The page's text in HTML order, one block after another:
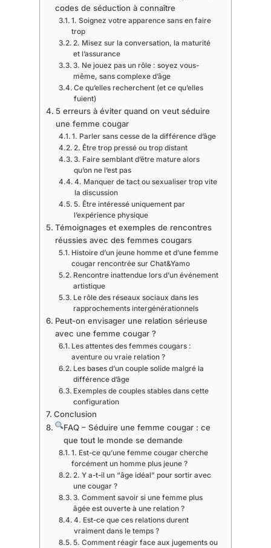
codes de séduction à connaître
1. Soignez votre apparence sans en faire
trop
2. Misez sur la conversation, la maturité
et l’assurance
3. Ne jouez pas un rôle : soyez vous-
même, sans complexe d’âge
Ce qu’elles recherchent (et ce qu’elles
fuient)
5 erreurs à éviter quand on veut séduire
une femme cougar
1. Parler sans cesse de la différence d’âge
2. Être trop pressé ou trop distant
3. Faire semblant d’être mature alors
qu’on ne l’est pas
4. Manquer de tact ou sexualiser trop vite
la discussion
5. Être intéressé uniquement par
l’expérience physique
Témoignages et exemples de rencontres
réussies avec des femmes cougars
Histoire d’un jeune homme et d’une femme
cougar rencontrée sur Chat&Yamo
Rencontre inattendue lors d’un événement
artistique
Le rôle des réseaux sociaux dans les
rapprochements intergénérationnels
Peut-on envisager une relation sérieuse
avec une femme cougar ?
Les attentes des femmes cougars :
aventure ou vraie relation ?
Les bases d’un couple solide malgré la
différence d’âge
Exemples de couples stables dans cette
configuration
Conclusion
FAQ – Séduire une femme cougar : ce
que tout le monde se demande
1. Est-ce qu’une femme cougar cherche
forcément un homme plus jeune ?
2. Y a-t-il un “âge idéal” pour sortir avec
une cougar ?
3. Comment savoir si une femme plus
âgée est ouverte à une relation ?
4. Est-ce que ces relations durent
vraiment dans le temps ?
5. Comment réagir face aux jugements ou